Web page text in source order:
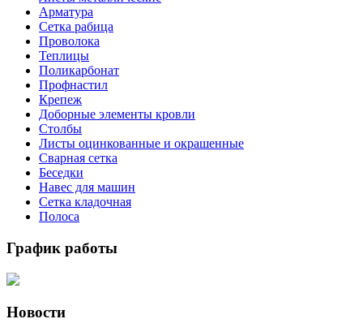
Арматура
Сетка рабица
Проволока
Теплицы
Поликарбонат
Профнастил
Крепеж
Доборные элементы кровли
Столбы
Листы оцинкованные и окрашенные
Сварная сетка
Беседки
Навес для машин
Сетка кладочная
Полоса
График работы
Новости